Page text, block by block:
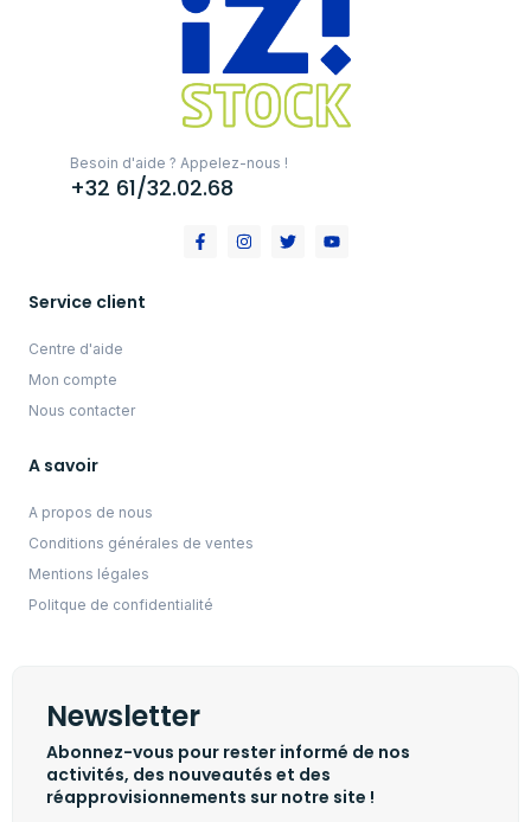
Besoin d'aide ? Appelez-nous !
+32 61/32.02.68
Service client
Centre d'aide
Mon compte
Nous contacter
A savoir
A propos de nous
Conditions générales de ventes
Mentions légales
Politque de confidentialité
Newsletter
Abonnez-vous pour rester informé de nos
activités, des nouveautés et des
réapprovisionnements sur notre site !